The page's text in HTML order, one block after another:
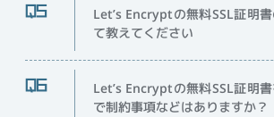
Let’s Encryptの無料SSL証明
て教えてください
Let’s Encryptの無料SSL証明
で制約事項などはありますか？